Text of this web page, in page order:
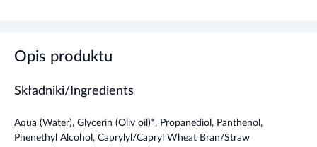
Opis produktu
Składniki/Ingredients
Aqua (Water), Glycerin (Oliv oil)*, Propanediol, Panthenol,
Phenethyl Alcohol, Caprylyl/Capryl Wheat Bran/Straw